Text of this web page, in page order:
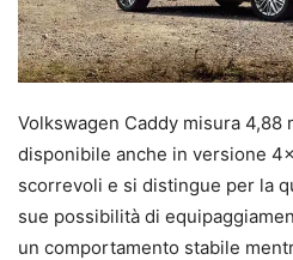
Volkswagen Caddy misura 4,88
disponibile anche in versione
scorrevoli e si distingue per la
sue possibilità di
un comportamento stabile